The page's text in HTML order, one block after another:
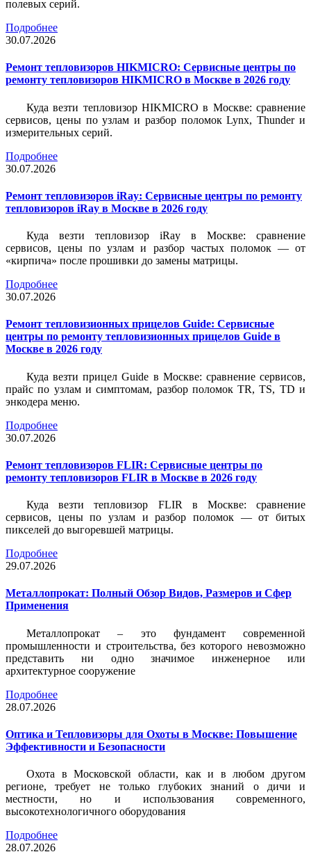
полевых серий.
Подробнее
30.07.2026
Ремонт тепловизоров HIKMICRO: Сервисные центры по
ремонту тепловизоров HIKMICRO в Москве в 2026 году
Куда везти тепловизор HIKMICRO в Москве: сравнение
сервисов, цены по узлам и разбор поломок Lynx, Thunder и
измерительных серий.
Подробнее
30.07.2026
Ремонт тепловизоров iRay: Сервисные центры по ремонту
тепловизоров iRay в Москве в 2026 году
Куда везти тепловизор iRay в Москве: сравнение
сервисов, цены по узлам и разбор частых поломок — от
«кирпича» после прошивки до замены матрицы.
Подробнее
30.07.2026
Ремонт тепловизионных прицелов Guide: Сервисные
центры по ремонту тепловизионных прицелов Guide в
Москве в 2026 году
Куда везти прицел Guide в Москве: сравнение сервисов,
прайс по узлам и симптомам, разбор поломок TR, TS, TD и
энкодера меню.
Подробнее
30.07.2026
Ремонт тепловизоров FLIR: Сервисные центры по
ремонту тепловизоров FLIR в Москве в 2026 году
Куда везти тепловизор FLIR в Москве: сравнение
сервисов, цены по узлам и разбор поломок — от битых
пикселей до выгоревшей матрицы.
Подробнее
29.07.2026
Металлопрокат: Полный Обзор Видов, Размеров и Сфер
Применения
Металлопрокат – это фундамент современной
промышленности и строительства, без которого невозможно
представить ни одно значимое инженерное или
архитектурное сооружение
Подробнее
28.07.2026
Оптика и Тепловизоры для Охоты в Москве: Повышение
Эффективности и Безопасности
Охота в Московской области, как и в любом другом
регионе, требует не только глубоких знаний о дичи и
местности, но и использования современного,
высокотехнологичного оборудования
Подробнее
28.07.2026